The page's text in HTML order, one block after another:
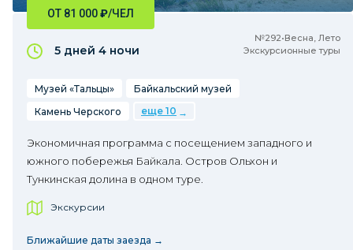
№292•Весна, Лето
Экскурсионные туры
ОТ 81 000₽/ЧЕЛ
5 дней 4 ночи
Музей «Тальцы»
Байкальский музей
Камень Черского
еще 10
Экономичная программа с посещением западного и
южного побережья Байкала. Остров Ольхон и
Тункинская долина в одном туре.
Экскурсии
Ближайшие даты заезда →